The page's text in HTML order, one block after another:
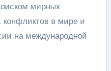
мирных
в мире и
на международной